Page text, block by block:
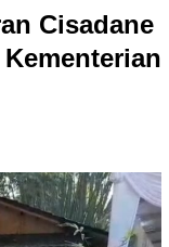
Cisadane